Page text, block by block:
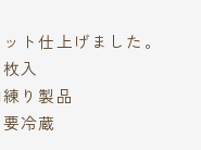
ト仕上げました。
入
り製品
冷蔵